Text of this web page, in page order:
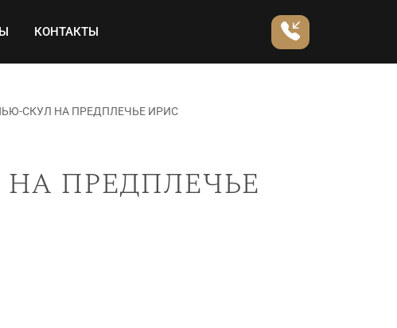
КОНТАКТЫ
СКУЛ НА ПРЕДПЛЕЧЬЕ ИРИС
предплечье